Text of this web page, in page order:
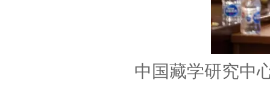
中国藏学研究中